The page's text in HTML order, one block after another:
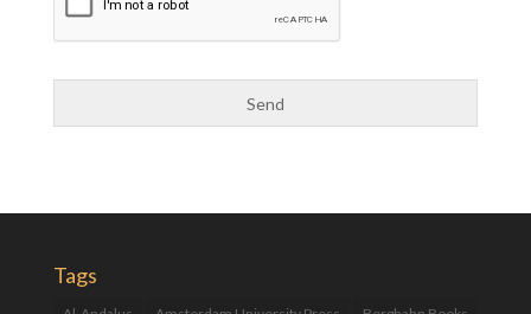
Criminal Law
Tags